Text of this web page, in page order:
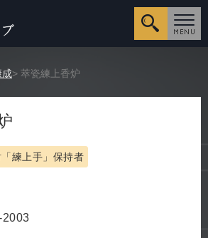
詳細検
成> 萃瓷練上香炉
練上手」保持者
2003